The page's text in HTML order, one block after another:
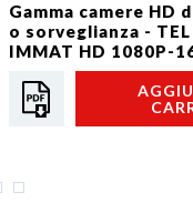
Gamma camere HD
o sorveglianza -
IMMAT HD 1080P-